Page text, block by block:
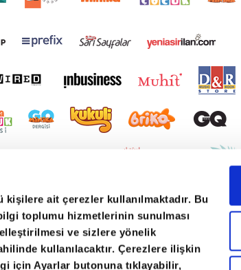
ait çerezler kullanılmaktadır. Bu
toplumu hizmetlerinin sunulması
ve sizlere yönelik
kullanılacaktır. Çerezlere ilişkin
için Ayarlar butonuna tıklayabilir,